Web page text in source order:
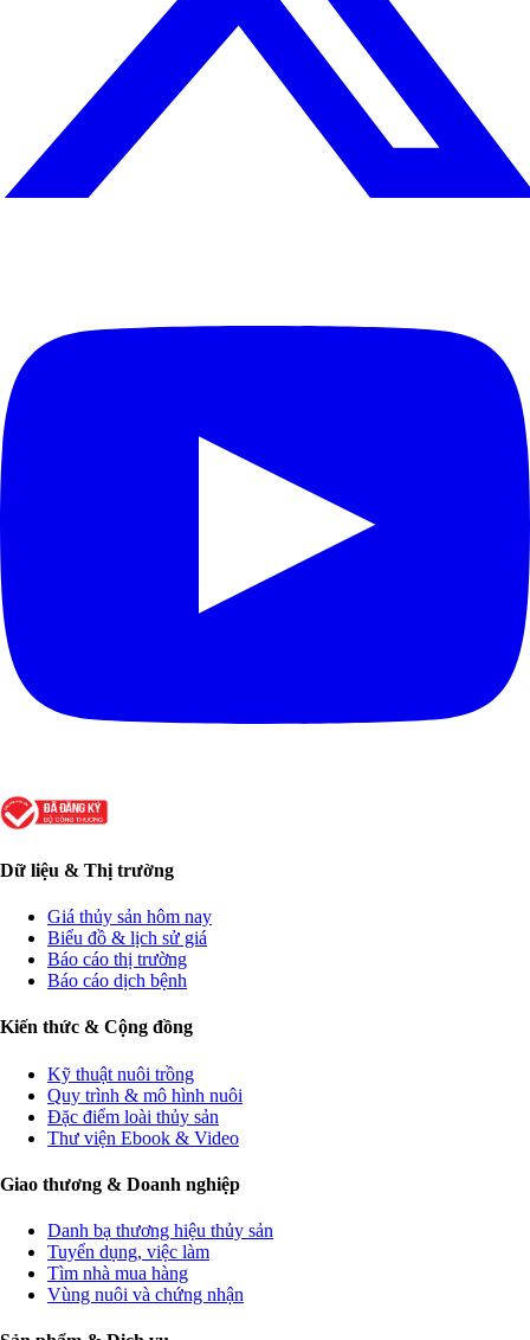
Dữ liệu & Thị trường
Giá thủy sản hôm nay
Biểu đồ & lịch sử giá
Báo cáo thị trường
Báo cáo dịch bệnh
Kiến thức & Cộng đồng
Kỹ thuật nuôi trồng
Quy trình & mô hình nuôi
Đặc điểm loài thủy sản
Thư viện Ebook & Video
Giao thương & Doanh nghiệp
Danh bạ thương hiệu thủy sản
Tuyển dụng, việc làm
Tìm nhà mua hàng
Vùng nuôi và chứng nhận